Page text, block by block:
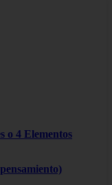
o 4 Elementos